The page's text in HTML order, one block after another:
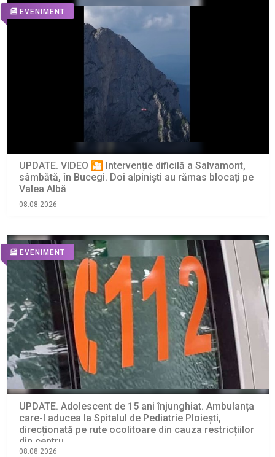
EVENIMENT
UPDATE. VIDEO 🎦 Intervenție dificilă a Salvamont,
sâmbătă, în Bucegi. Doi alpiniști au rămas blocați pe
Valea Albă
08.08.2026
EVENIMENT
UPDATE. Adolescent de 15 ani înjunghiat. Ambulanța
care-l aducea la Spitalul de Pediatrie Ploiești,
direcționată pe rute ocolitoare din cauza restricțiilor
din centru
08.08.2026